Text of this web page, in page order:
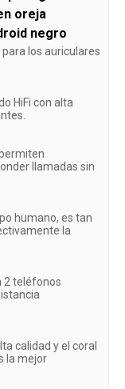
oreja
negro
los auriculares
HiFi con alta
llamadas sin
humano, es tan
la
2 teléfonos
calidad y el coral
la mejor